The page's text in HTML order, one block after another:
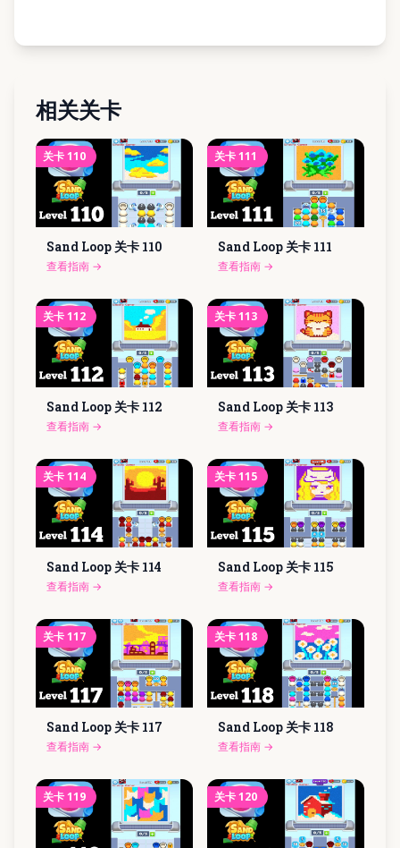
相关关卡
关卡110
Sand Loop 关卡 110
查看指南 →
关卡111
Sand Loop 关卡 111
查看指南 →
关卡112
Sand Loop 关卡 112
查看指南 →
关卡113
Sand Loop 关卡 113
查看指南 →
关卡114
Sand Loop 关卡 114
查看指南 →
关卡115
Sand Loop 关卡 115
查看指南 →
关卡117
Sand Loop 关卡 117
查看指南 →
关卡118
Sand Loop 关卡 118
查看指南 →
关卡119 关卡120